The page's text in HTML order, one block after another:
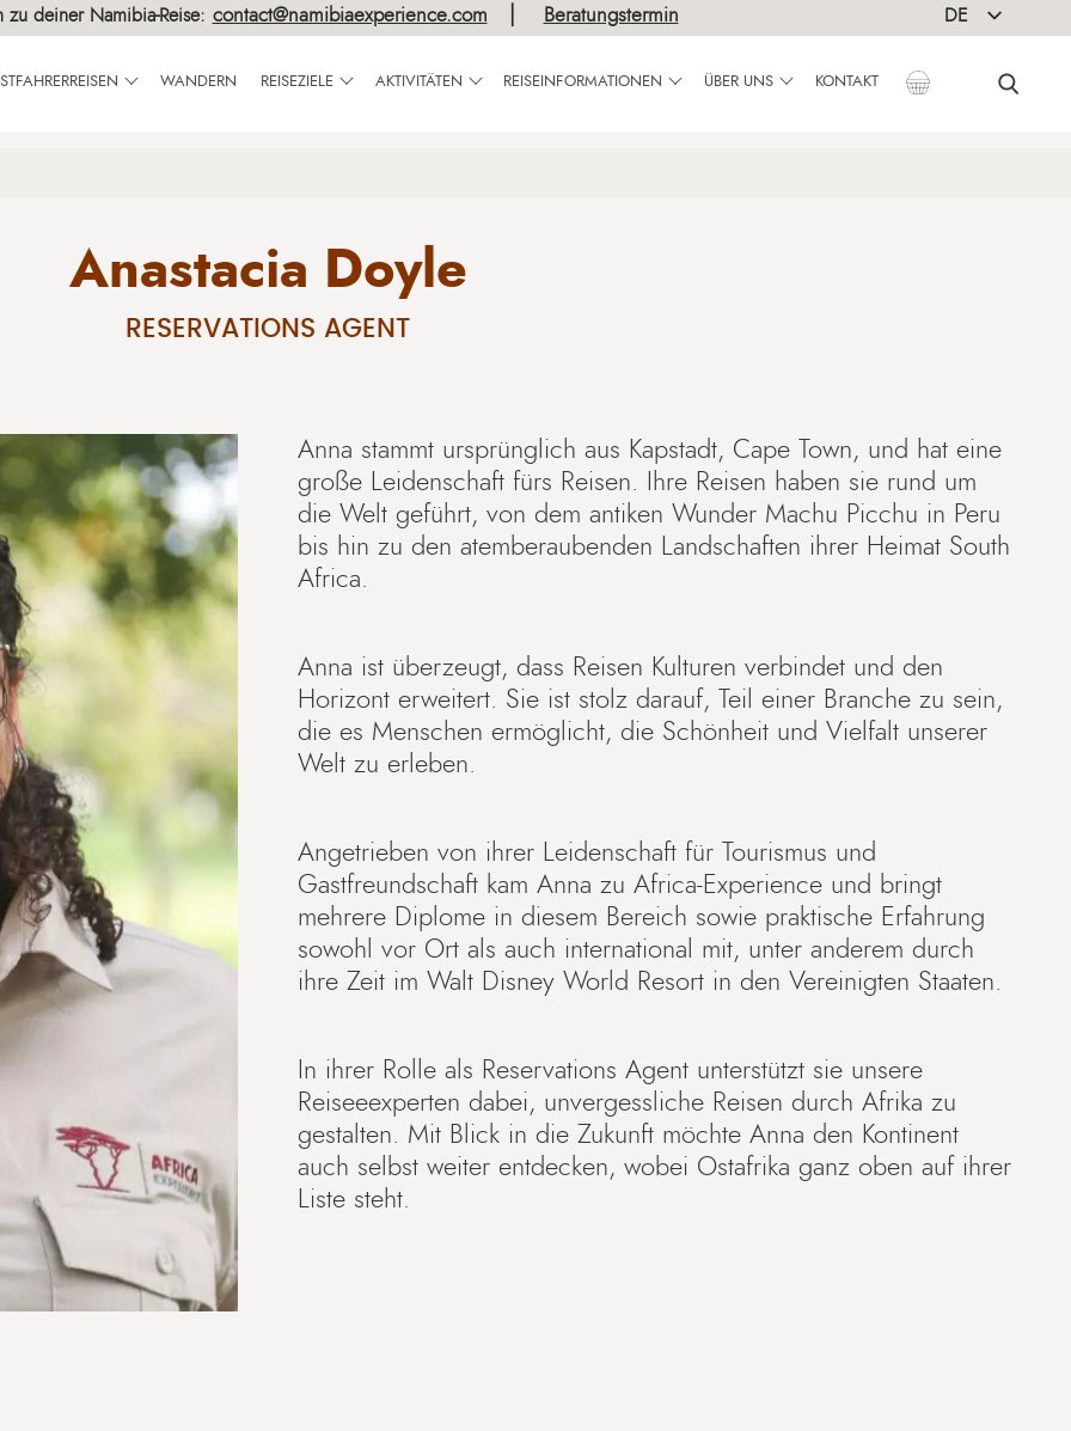
DE
deiner Namibia-Reise: contact@namibiaexperience.com Beratungstermin
WANDERN REISEZIELE AKTIVITÄTEN REISEINFORMATIONEN ÜBER UNS KONTAKT
Anastacia Doyle
RESERVATIONS AGENT
Anna stammt ursprünglich aus Kapstadt, Cape Town, und hat eine
große Leidenschaft fürs Reisen. Ihre Reisen haben sie rund um
die Welt geführt, von dem antiken Wunder Machu Picchu in Peru
bis hin zu den atemberaubenden Landschaften ihrer Heimat South
Africa.
Anna ist überzeugt, dass Reisen Kulturen verbindet und den
Horizont erweitert. Sie ist stolz darauf, Teil einer Branche zu sein,
die es Menschen ermöglicht, die Schönheit und Vielfalt unserer
Welt zu erleben.
Angetrieben von ihrer Leidenschaft für Tourismus und
Gastfreundschaft kam Anna zu Africa-Experience und bringt
mehrere Diplome in diesem Bereich sowie praktische Erfahrung
sowohl vor Ort als auch international mit, unter anderem durch
ihre Zeit im Walt Disney World Resort in den Vereinigten Staaten.
In ihrer Rolle als Reservations Agent unterstützt sie unsere
Reiseeexperten dabei, unvergessliche Reisen durch Afrika zu
gestalten. Mit Blick in die Zukunft möchte Anna den Kontinent
auch selbst weiter entdecken, wobei Ostafrika ganz oben auf ihrer
Liste steht.